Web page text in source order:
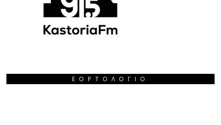
ΕΟΡΤΟΛΌΓΙΟ